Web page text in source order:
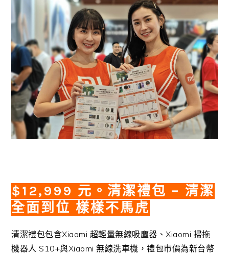
$12,999 元。清潔禮包 – 清潔
全面到位 樣樣不馬虎
清潔禮包包含Xiaomi 超輕量無線吸塵器、Xiaomi 掃拖
機器人 S10+與Xiaomi 無線洗車機，禮包市價為新台幣